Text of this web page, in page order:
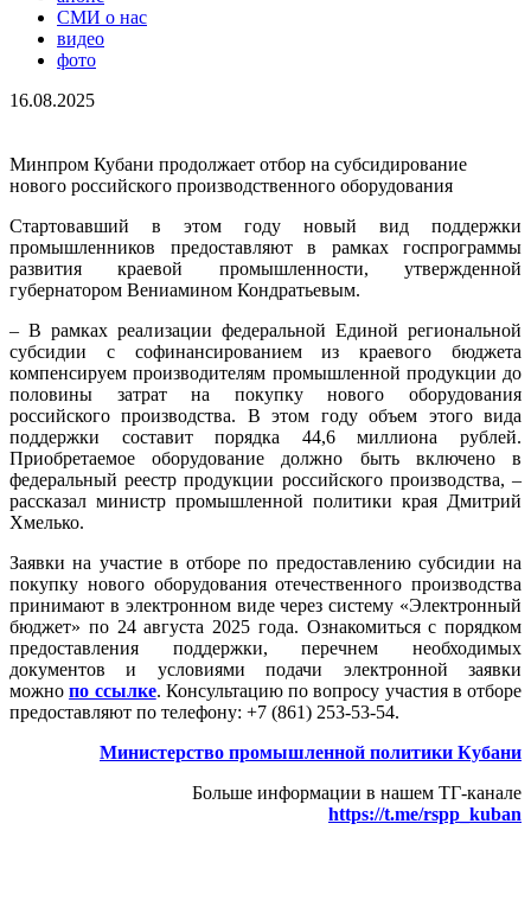
СМИ о нас
видео
фото
16.08.2025
Минпром Кубани продолжает отбор на субсидирование
нового российского производственного оборудования
Стартовавший в этом году новый вид поддержки
промышленников предоставляют в рамках госпрограммы
развития краевой промышленности, утвержденной
губернатором Вениамином Кондратьевым.
– В рамках реализации федеральной Единой региональной
субсидии с софинансированием из краевого бюджета
компенсируем производителям промышленной продукции до
половины затрат на покупку нового оборудования
российского производства. В этом году объем этого вида
поддержки составит порядка 44,6 миллиона рублей.
Приобретаемое оборудование должно быть включено в
федеральный реестр продукции российского производства, –
рассказал министр промышленной политики края Дмитрий
Хмелько.
Заявки на участие в отборе по предоставлению субсидии на
покупку нового оборудования отечественного производства
принимают в электронном виде через систему «Электронный
бюджет» по 24 августа 2025 года. Ознакомиться с порядком
предоставления поддержки, перечнем необходимых
документов и условиями подачи электронной заявки
можнопо ссылке. Консультацию по вопросу участия в отборе
предоставляют по телефону: +7 (861) 253-53-54.
Министерство промышленной политики Кубани
Больше информации в нашем ТГ-канале
https://t.me/rspp_kuban